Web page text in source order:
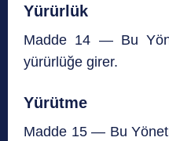
Yürürlük
Madde 14 — Bu
yürürlüğe girer.
Yürütme
Madde 15 — Bu